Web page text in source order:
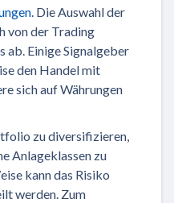
. Die Auswahl der
von der Trading
ab. Einige Signalgeber
den Handel mit
sich auf Währungen
zu diversifizieren,
Anlageklassen zu
kann das Risiko
werden. Zum